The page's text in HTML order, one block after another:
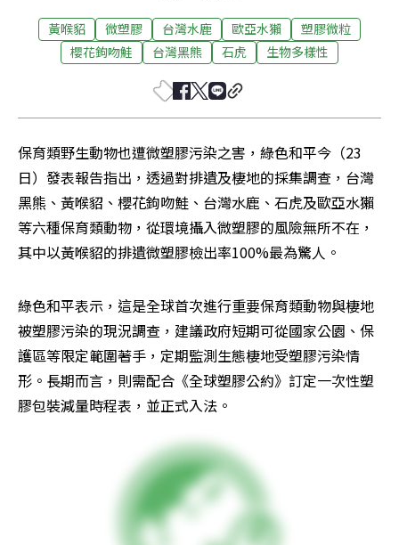
黃喉貂 微塑膠 台灣水鹿 歐亞水獺
塑膠微粒
櫻花鉤吻鮭
台灣黑熊 石虎 生物多樣性
保育類野生動物也遭微塑膠污染之害，綠色和平今（23
日）發表報告指出，透過對排遺及棲地的採集調查，台灣
黑熊、黃喉貂、櫻花鉤吻鮭、台灣水鹿、石虎及歐亞水獺
等六種保育類動物，從環境攝入微塑膠的風險無所不在，
其中以黃喉貂的排遺微塑膠檢出率100%最為驚人。
綠色和平表示，這是全球首次進行重要保育類動物與棲地
被塑膠污染的現況調查，建議政府短期可從國家公園、保
護區等限定範圍著手，定期監測生態棲地受塑膠污染情
形。長期而言，則需配合《全球塑膠公約》訂定一次性塑
膠包裝減量時程表，並正式入法。